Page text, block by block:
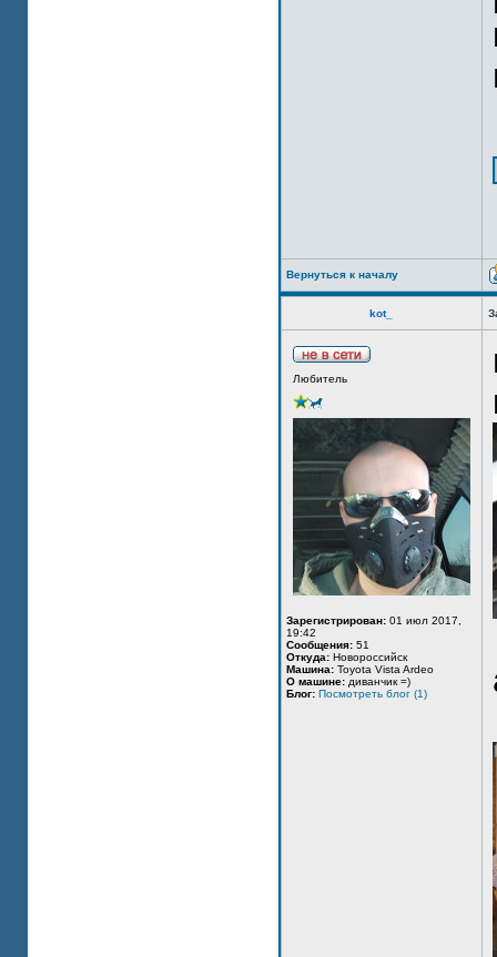
Вернуться к началу
kot_
Любитель
Зарегистрирован: 01 июл 2017,
19:42
Сообщения: 51
Откуда: Новороссийск
Машина: Toyota Vista Ardeo
О машине: диванчик =)
Блог: Посмотреть блог (1)